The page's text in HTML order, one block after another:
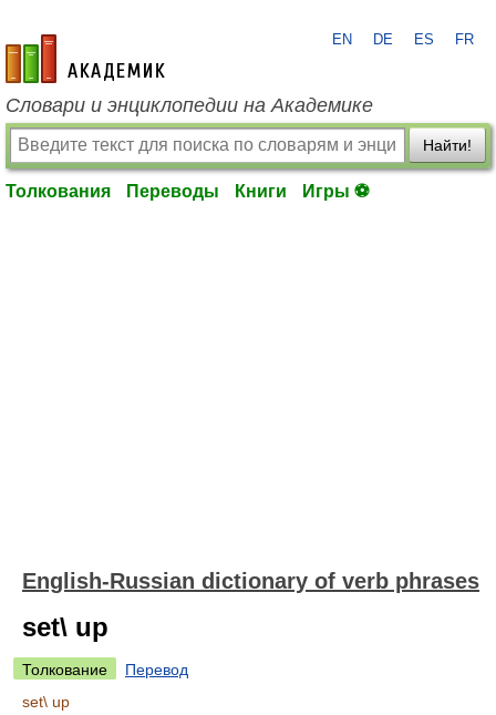
academic.ru
EN DE ES FR
Словари и энциклопедии на Академике
Найти!
Толкования Переводы Книги Игры ⚽
English-Russian dictionary of verb phrases
set\ up
Толкование
Перевод
set\ up